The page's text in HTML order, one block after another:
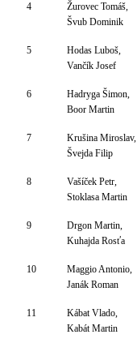
4
Žurovec Tomáš,
Švub Dominik
5
Hodas Luboš,
Vančík Josef
6
Hadryga Šimon,
Boor Martin
7
Krušina Miroslav,
Švejda Filip
8
Vašíček Petr,
Stoklasa Martin
9
Drgon Martin,
Kuhajda Rosťa
10
Maggio Antonio,
Janák Roman
11
Kábat Vlado,
Kabát Martin